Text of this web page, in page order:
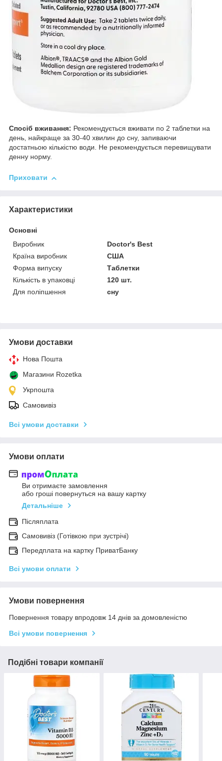
Спосіб вживання: Рекомендується вживати по 2 таблетки на
день, найкраще за 30-40 хвилин до сну, запиваючи
достатньою кількістю води. Не рекомендується перевищувати
денну норму.
Приховати
Характеристики
Основні
Виробник
Doctor's Best
Країна виробник
США
Форма випуску
Таблетки
Кількість в упаковці
120 шт.
Для поліпшення
сну
Умови доставки
Нова Пошта
Магазини Rozetka
Укрпошта
Самовивіз
Всі умови доставки
Умови оплати
Ви отримаєте замовлення
або гроші повернуться на вашу картку
Детальніше
Післяплата
Самовивіз (Готівкою при зустрічі)
Передплата на картку ПриватБанку
Всі умови оплати
Умови повернення
Повернення товару впродовж 14 днів за домовленістю
Всі умови повернення
Подібні товари компанії